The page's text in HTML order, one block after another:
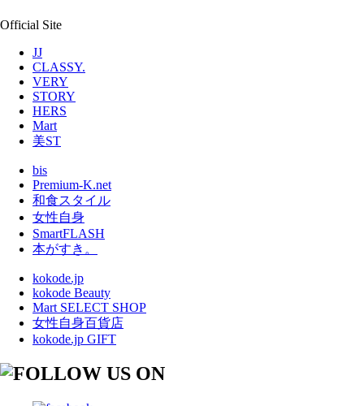
Official Site
JJ
CLASSY.
VERY
STORY
HERS
Mart
美ST
bis
Premium-K.net
和食スタイル
女性自身
SmartFLASH
本がすき。
kokode.jp
kokode Beauty
Mart SELECT SHOP
女性自身百貨店
kokode.jp GIFT